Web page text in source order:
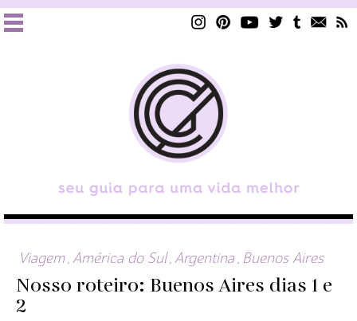
Viagem América do Sul Argentina Buenos Aires
Nosso roteiro: Buenos Aires dias 1 e
2